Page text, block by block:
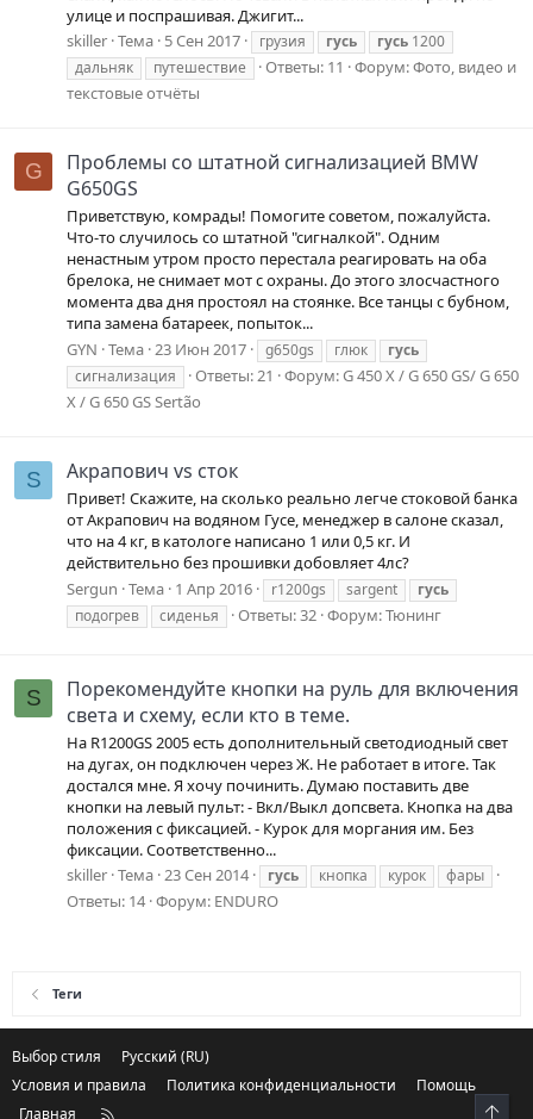
улице и поспрашивая. Джигит...
skiller Тема 5 Сен 2017 грузия гусь гусь 1200
дальняк
путешествие Ответы: 11 Форум:Фото, видео и
текстовые отчёты
G
Проблемы со штатной сигнализацией BMW
G650GS
Приветствую, комрады! Помогите советом, пожалуйста.
Что-то случилось со штатной "сигналкой". Одним
ненастным утром просто перестала реагировать на оба
брелока, не снимает мот с охраны. До этого злосчастного
момента два дня простоял на стоянке. Все танцы с бубном,
типа замена батареек, попыток...
GYN Тема 23 Июн 2017 g650gs глюк
гусь
сигнализация
Ответы: 21 Форум:G 450 X / G 650 GS/ G 650
X / G 650 GS Sertão
S Акрапович vs сток
Привет! Скажите, на сколько реально легче стоковой банка
от Акрапович на водяном Гусе, менеджер в салоне сказал,
что на 4 кг, в катологе написано 1 или 0,5 кг. И
действительно без прошивки добовляет 4лс?
Sergun Тема 1 Апр 2016 r1200gs sargent
гусь
подогрев
сиденья Ответы: 32 Форум:Тюнинг
S
Порекомендуйте кнопки на руль для включения
света и схему, если кто в теме.
На R1200GS 2005 есть дополнительный светодиодный свет
на дугах, он подключен через Ж. Не работает в итоге. Так
достался мне. Я хочу починить. Думаю поставить две
кнопки на левый пульт: - Вкл/Выкл допсвета. Кнопка на два
положения с фиксацией. - Курок для моргания им. Без
фиксации. Соответственно...
skiller Тема 23 Сен 2014 гусь кнопка курок фары
Ответы: 14 Форум: ENDURO
Теги
Выбор стиля
Русский (RU)
Условия и правила
Политика конфиденциальности
Помощь
Главная
R